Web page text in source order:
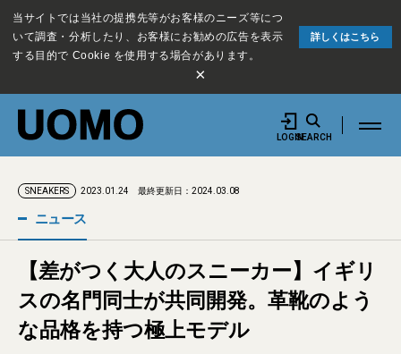
当サイトでは当社の提携先等がお客様のニーズ等につ
いて調査・分析したり、お客様にお勧めの広告を表示
する目的で Cookie を使用する場合があります。
詳しくはこちら
×
LOGINSEARCH
SNEAKERS 2023.01.24 最終更新日：2024.03.08
ニュース
【差がつく大人のスニーカー】イギリ
スの名門同士が共同開発。革靴のよう
な品格を持つ極上モデル